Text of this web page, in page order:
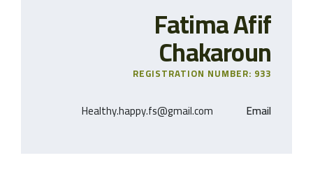
Fatima Afif
Chakaroun
REGISTRATION NUMBER: 933
Email
Healthy.happy.fs@gmail.com